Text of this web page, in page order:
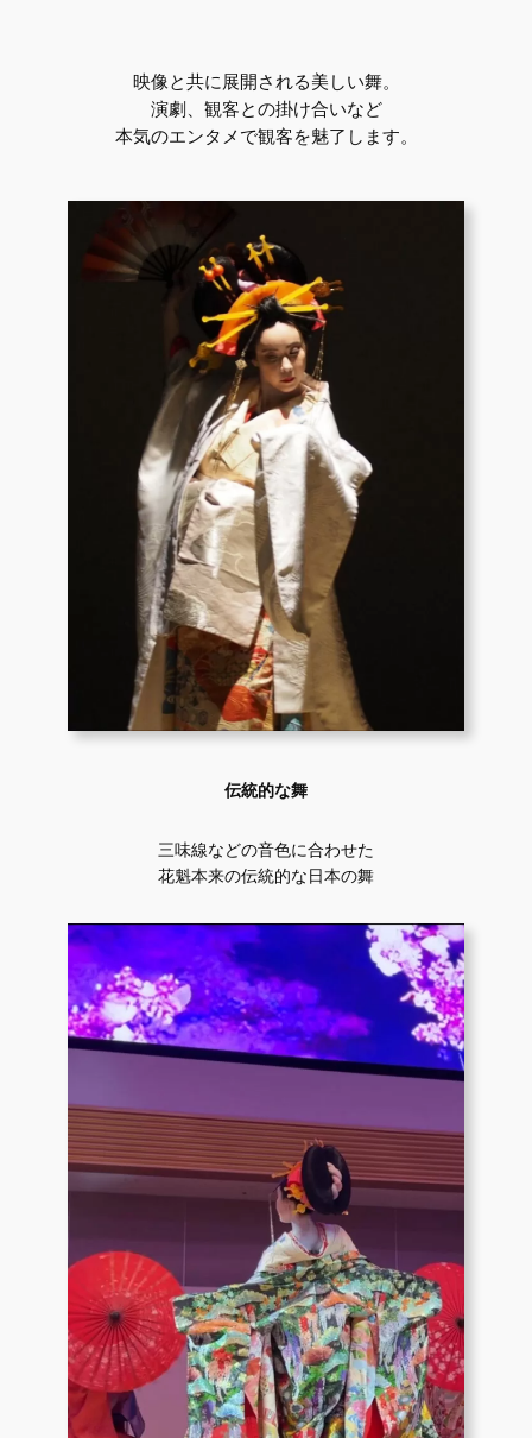
映像と共に展開される美しい舞。
演劇、観客との掛け合いなど
本気のエンタメで観客を魅了します。
伝統的な舞
三味線などの音色に合わせた
花魁本来の伝統的な日本の舞